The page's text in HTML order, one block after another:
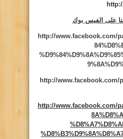
على الفيس بوك
http://www.facebook.com/
http://www.facebook.com/
http://www.facebook.com/